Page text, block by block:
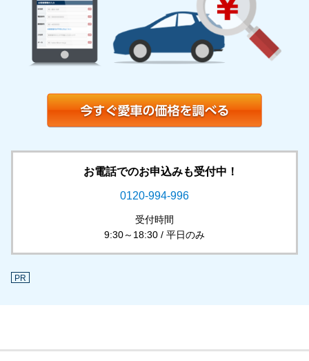
お電話でのお申込みも受付中！
0120-994-996
受付時間
9:30～18:30 / 平日のみ
PR